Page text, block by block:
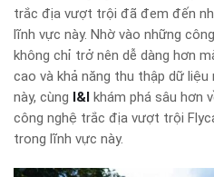
trắc địa vượt trội đã đem đến
lĩnh vực này. Nhờ vào những
không chỉ trở nên dễ dàng hơn
cao và khả năng thu thập dữ liệu
này, cùng I&I khám phá sâu hơn
công nghệ trắc địa vượt trội
trong lĩnh vực này.